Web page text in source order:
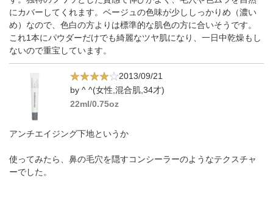
にカバーしてくれます。ベージュの色味が少ししっかりめ（濃い
め）なので、色白の方よりは標準的な肌色の方に合いそうです。
これ1本にパウダーだけでも綺麗なツヤ肌になり、一日中乾燥もし
ないので重宝しています。
2013/09/21
by ^ ^(女性,混合肌,34才)
22ml/0.75oz
アンチエイジング下地というか
使ってみたら、鼻の毛穴を隠すコンシーラーのようなテクスチャ
ーでした。